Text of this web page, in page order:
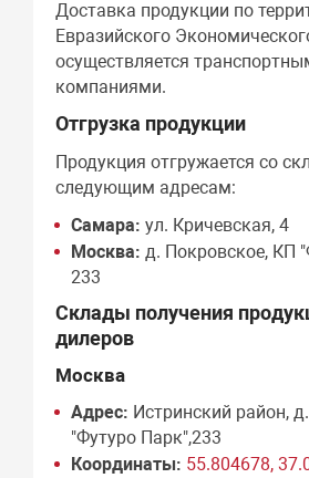
Доставка продукции по
Евразийского
осуществляется
компаниями.
Отгрузка продукции
Продукция отгружается со
следующим адресам:
Самара: ул. Кричевская, 4
Москва: д. Покровское, КП
233
Склады получения
дилеров
Москва
Адрес: Истринский район,
"Футуро Парк",233
Координаты: 55.804678,